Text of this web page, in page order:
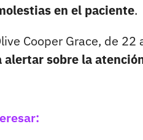
en el paciente.
Cooper Grace, de 22
alertar sobre la